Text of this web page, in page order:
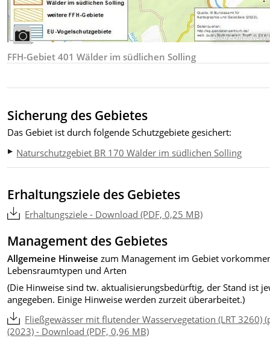
Bildrechte:
FFH-Gebiet 401 Wälder im südlichen Solling
Sicherung des Gebietes
Das Gebiet ist durch folgende Schutzgebiete gesichert:
Naturschutzgebiet BR 170 Wälder im südlichen Solling
Erhaltungsziele des Gebietes
Erhaltungsziele - Download (PDF, 0,25 MB)
Management des Gebietes
Allgemeine Hinweise zum Management im Gebiet
Lebensraumtypen und Arten
(Die Hinweise sind tw. aktualisierungsbedürftig, der Stand ist
angegeben. Einige Hinweise werden zurzeit überarbeitet.)
Fließgewässer mit flutender Wasservegetation (LRT 3260)
(2023) - Download (PDF, 0,96 MB)